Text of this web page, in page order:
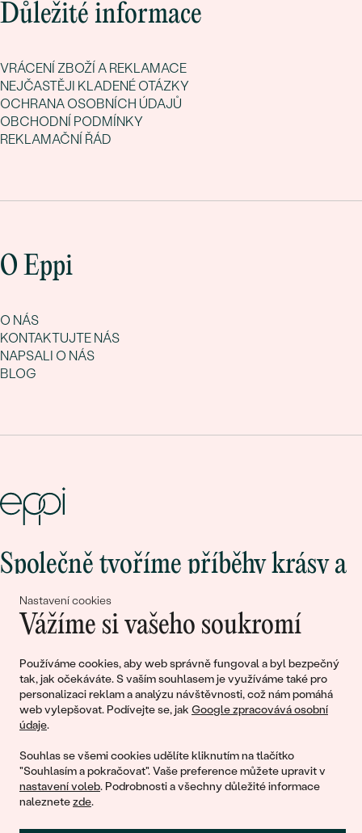
Nastavení cookies
Vážíme si vašeho soukromí
Používáme cookies, aby web správně fungoval a byl bezpečný
tak, jak očekáváte. S vaším souhlasem je využíváme také pro
personalizaci reklam a analýzu návštěvnosti, což nám pomáhá
web vylepšovat. Podívejte se, jak Google zpracovává osobní
údaje.
Souhlas se všemi cookies udělíte kliknutím na tlačítko
"Souhlasím a pokračovat". Vaše preference můžete upravit v
nastavení voleb. Podrobnosti a všechny důležité informace
naleznetezde.
Důležité informace
VRÁCENÍ ZBOŽÍ A REKLAMACE
NEJČASTĚJI KLADENÉ OTÁZKY
OCHRANA OSOBNÍCH ÚDAJŮ
OBCHODNÍ PODMÍNKY
REKLAMAČNÍ ŘÁD
O Eppi
O NÁS
KONTAKTUJTE NÁS
NAPSALI O NÁS
BLOG
Společně tvoříme příběhy krásy a
lásky
© 2011 - 2026, Eppi.cz